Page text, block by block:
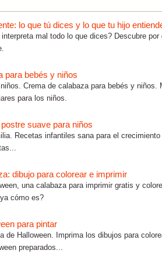
lo que tú dices y lo que tu hijo
mal todo lo que dices? Descubre
para bebés y niños
Crema de calabaza para bebés y niños.
para los niños.
suave para niños
Recetas infantiles sana para el
dibujo para colorear e imprimir
una calabaza para imprimir gratis y
cómo es?
para pintar
de Halloween. Imprima los dibujos para
preparados...